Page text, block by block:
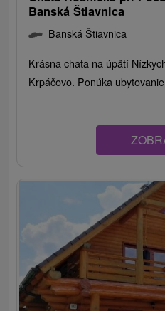
Banská Štiavnica
Banská Štiavnica
Krásna chata na úpätí
Krpáčovo. Ponúka